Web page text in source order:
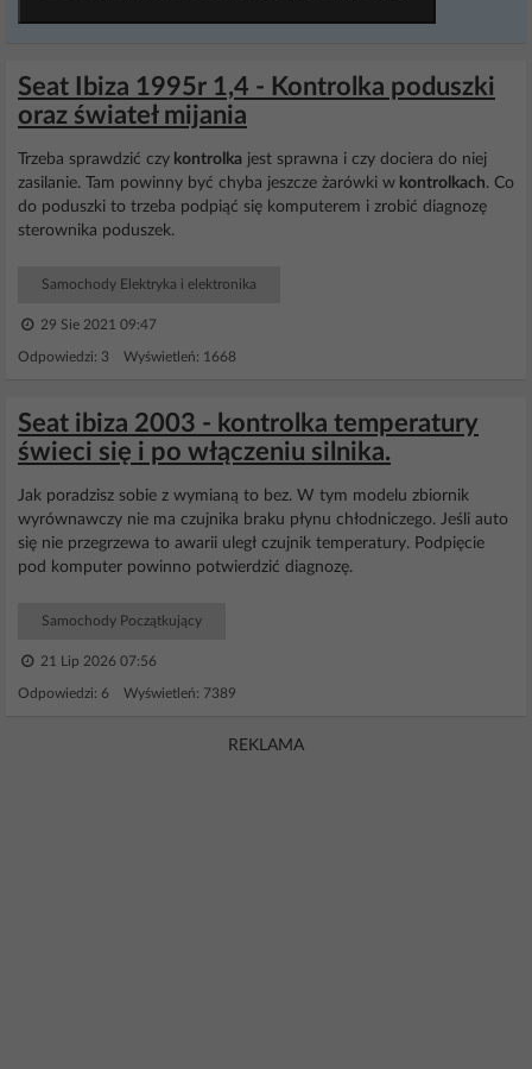
Seat Ibiza 1995r 1,4 - Kontrolka poduszki
oraz świateł mijania
Trzeba sprawdzić czy kontrolka jest sprawna i czy dociera do niej
zasilanie. Tam powinny być chyba jeszcze żarówki w kontrolkach. Co
do poduszki to trzeba podpiąć się komputerem i zrobić diagnozę
sterownika poduszek.
Samochody Elektryka i elektronika
29 Sie 2021 09:47
Odpowiedzi: 3 Wyświetleń: 1668
Seat ibiza 2003 - kontrolka temperatury
świeci się i po włączeniu silnika.
Jak poradzisz sobie z wymianą to bez. W tym modelu zbiornik
wyrównawczy nie ma czujnika braku płynu chłodniczego. Jeśli auto
się nie przegrzewa to awarii uległ czujnik temperatury. Podpięcie
pod komputer powinno potwierdzić diagnozę.
Samochody Początkujący
21 Lip 2026 07:56
Odpowiedzi: 6 Wyświetleń: 7389
REKLAMA